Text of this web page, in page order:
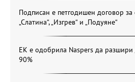
Подписан е петгодишен договор за
„Слатина“, „Изгрев“ и „Подуяне“
ЕК е одобрила Naspers да разшири
90%